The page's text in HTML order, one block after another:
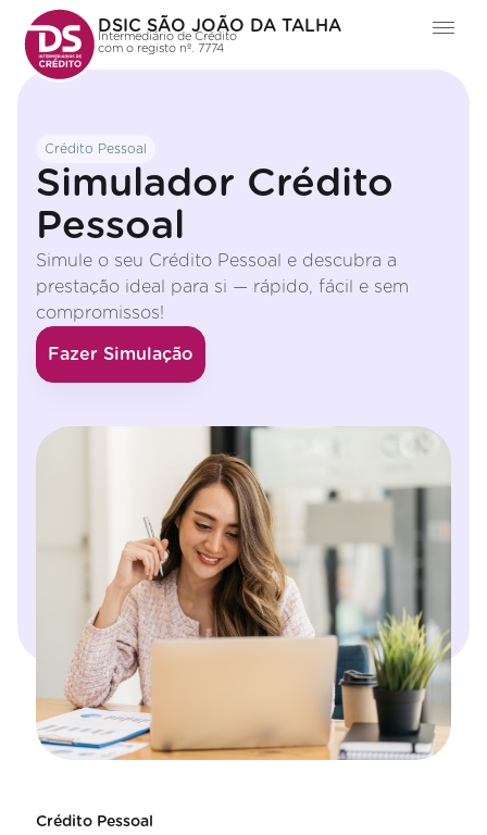
DSIC SÃO JOÃO DA TALHA
Intermediário de Crédito
com o registo nº. 7774
Crédito Pessoal
Simulador Crédito
Pessoal
Simule o seu Crédito Pessoal e descubra a
prestação ideal para si — rápido, fácil e sem
compromissos!
Fazer Simulação
Crédito Pessoal